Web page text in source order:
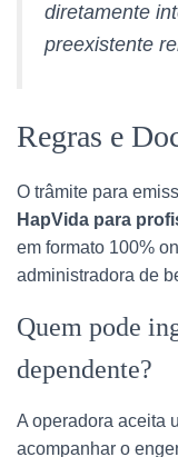
diretamente
preexistente
Regras e
O trâmite para
HapVida para
em formato 100%
administradora de
Quem pode
dependente?
A operadora aceita
acompanhar o